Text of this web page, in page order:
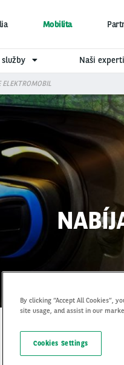
Mobilita
služby Naši
ELEKTROMOBIL
By clicking “Accept All Cookies”,
site usage, and assist in our
Cookies Settings